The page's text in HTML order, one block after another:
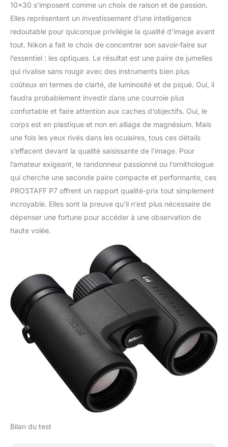
10×30 s’imposent comme un choix de raison et de passion.
Elles représentent un investissement d’une intelligence
redoutable pour quiconque privilégie la qualité d’image avant
tout. Nikon a fait le choix de concentrer son savoir-faire sur
l’essentiel : les optiques. Le résultat est une paire de jumelles
qui rivalise sans rougir avec des instruments bien plus
coûteux en termes de clarté, de luminosité et de piqué. Oui, il
faudra probablement investir dans une courroie plus
confortable et faire attention aux caches d’objectifs. Oui, le
corps est en plastique et non en alliage de magnésium. Mais
une fois les yeux rivés dans les oculaires, tous ces détails
s’effacent devant la qualité saisissante de l’image. Pour
l’amateur exigeant, le randonneur passionné ou l’ornithologue
qui cherche une seconde paire compacte et performante, ces
PROSTAFF P7 offrent un rapport qualité-prix tout simplement
incroyable. Elles sont la preuve qu’il n’est plus nécessaire de
dépenser une fortune pour accéder à une observation de
haute volée.
Bilan du test